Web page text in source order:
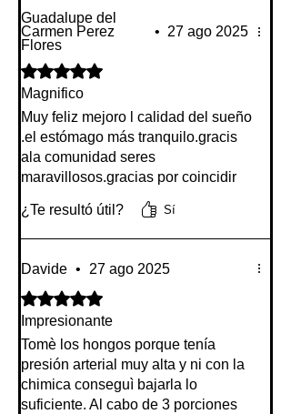
emocional que antes me costaba
mantener. No es un cambio
drástico, sino más bien una mejora
sutil pero constante que se va
acumulando.
Guadalupe del
Carmen Perez
Flores
• 27 ago 2025
Obtuvo 5 de 5 estrellas.
Magnifico
Muy feliz mejoro l calidad del sueño
.el estómago más tranquilo.gracis
ala comunidad seres
maravillosos.gracias por coincidir
¿Te resultó útil? Sí
Davide •
27 ago 2025
Obtuvo 5 de 5 estrellas.
Impresionante
Tomè los hongos porque tenía
presión arterial muy alta y ni con la
chimica conseguì bajarla lo
suficiente. Al cabo de 3 porciones